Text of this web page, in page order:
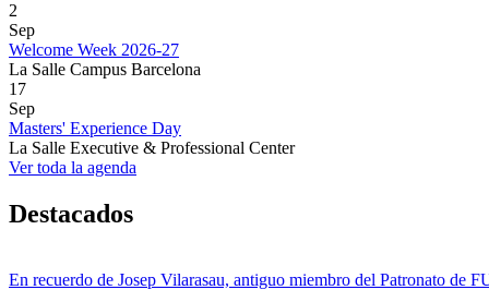
2
Sep
Welcome Week 2026-27
La Salle Campus Barcelona
17
Sep
Masters' Experience Day
La Salle Executive & Professional Center
Ver toda la agenda
Destacados
En recuerdo de Josep Vilarasau, antiguo miembro del Patronato de